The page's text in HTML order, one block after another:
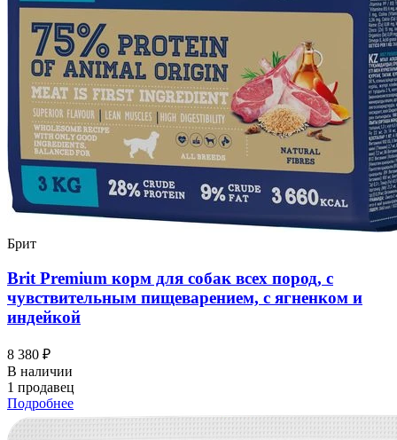
Брит
Brit Premium корм для собак всех пород, с
чувствительным пищеварением, с ягненком и
индейкой
8 380 ₽
В наличии
1 продавец
Подробнее